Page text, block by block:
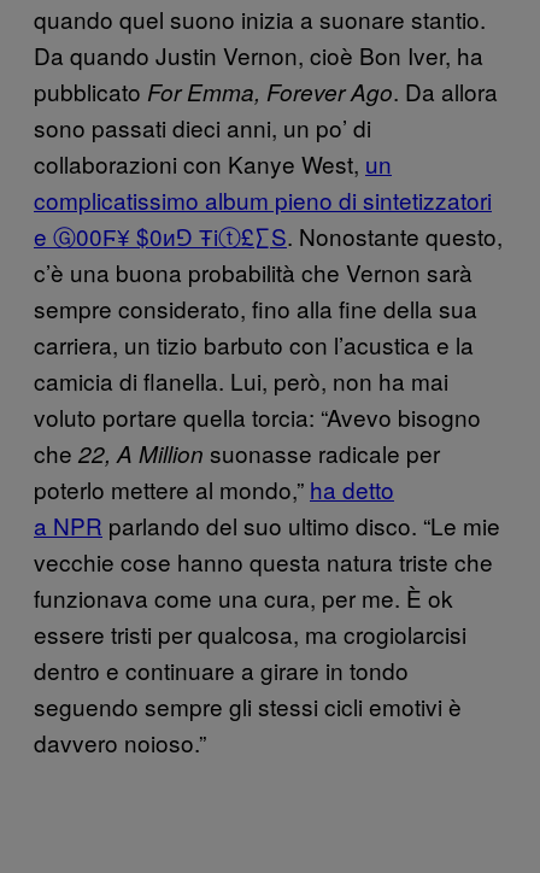
quando quel suono inizia a suonare stantio.
Da quando Justin Vernon, cioè Bon Iver, ha
pubblicato For Emma, Forever Ago. Da allora
sono passati dieci anni, un po’ di
collaborazioni con Kanye West, un
complicatissimo album pieno di sintetizzatori
e Ⓖ00Ϝ¥ $0ᴎ⅁ Ŧiⓣ£∑S. Nonostante questo,
c’è una buona probabilità che Vernon sarà
sempre considerato, fino alla fine della sua
carriera, un tizio barbuto con l’acustica e la
camicia di flanella. Lui, però, non ha mai
voluto portare quella torcia: “Avevo bisogno
che 22, A Million suonasse radicale per
poterlo mettere al mondo,” ha detto
a NPR parlando del suo ultimo disco. “Le mie
vecchie cose hanno questa natura triste che
funzionava come una cura, per me. È ok
essere tristi per qualcosa, ma crogiolarcisi
dentro e continuare a girare in tondo
seguendo sempre gli stessi cicli emotivi è
davvero noioso.”